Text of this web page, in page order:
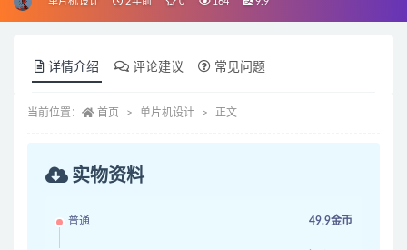
详情介绍 评论建议 常见问题
当前位置： 首页 单片机设计 正文
实物资料
普通 49.9金币